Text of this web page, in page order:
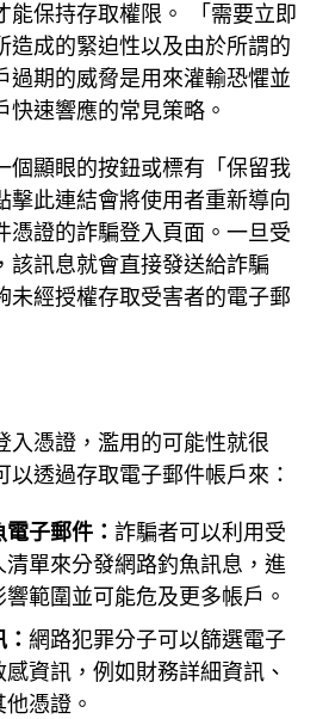
能保持存取權限。 「需要立即
造成的緊迫性以及由於所謂的
過期的威脅是用來灌輸恐懼並
快速響應的常見策略。
個顯眼的按鈕或標有「保留我
擊此連結會將使用者重新導向
憑證的詐騙登入頁面。一旦受
該訊息就會直接發送給詐騙
未經授權存取受害者的電子郵
入憑證，濫用的可能性就很
以透過存取電子郵件帳戶來：
子郵件： 詐騙者可以利用受
清單來分發網路釣魚訊息，進
範圍並可能危及更多帳戶。
網路犯罪分子可以篩選電子
資訊，例如財務詳細資訊、
憑證。